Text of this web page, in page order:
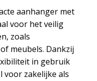
aanhanger met
voor het veilig
zoals
meubels. Dankzij
in gebruik
voor zakelijke als